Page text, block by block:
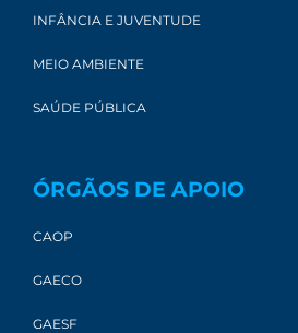
INFÂNCIA E JUVENTUDE
MEIO AMBIENTE
SAÚDE PÚBLICA
ÓRGÃOS DE APOIO
CAOP
GAECO
GAESF